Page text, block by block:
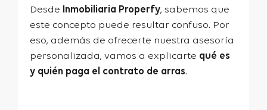
Desde Inmobiliaria Properfy, sabemos que
este concepto puede resultar confuso. Por
eso, además de ofrecerte nuestra asesoría
personalizada, vamos a explicarte qué es
y quién paga el contrato de arras.